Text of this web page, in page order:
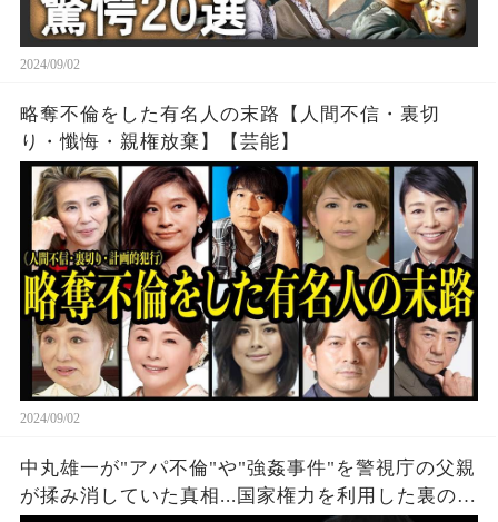
2024/09/02
略奪不倫をした有名人の末路【人間不信・裏切
り・懺悔・親権放棄】【芸能】
2024/09/02
中丸雄一が"アパ不倫"や"強姦事件"を警視庁の父親
が揉み消していた真相...国家権力を利用した裏の顔